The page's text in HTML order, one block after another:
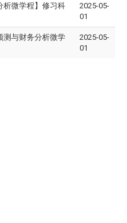
析微学程】修习科
2025-05-
01
测与财务分析微学
2025-05-
01